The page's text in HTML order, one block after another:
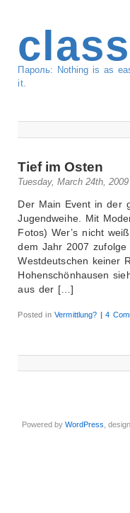
Пароль: Nothing is as
it.
Tief im Osten
Tuesday, March 24th, 2009
Der Main Event in der
Jugendweihe. Mit
Fotos) Wer’s nicht
dem Jahr 2007
Westdeutschen keiner
Hohenschönhausen
aus der […]
Posted inVermittlung? | 4
Powered byWordPress ,